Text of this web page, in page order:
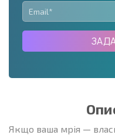
Якщо ваша мрія —